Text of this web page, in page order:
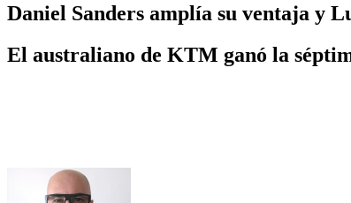
Daniel Sanders amplía su ventaja y
El australiano de KTM ganó la